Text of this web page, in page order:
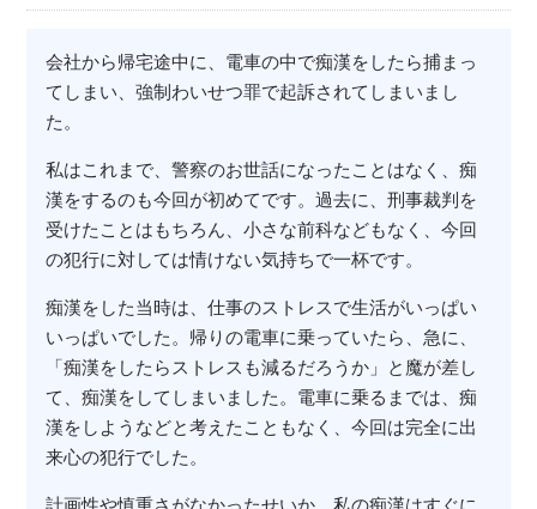
会社から帰宅途中に、電車の中で痴漢をしたら捕まっ
てしまい、強制わいせつ罪で起訴されてしまいまし
た。
私はこれまで、警察のお世話になったことはなく、痴
漢をするのも今回が初めてです。過去に、刑事裁判を
受けたことはもちろん、小さな前科などもなく、今回
の犯行に対しては情けない気持ちで一杯です。
痴漢をした当時は、仕事のストレスで生活がいっぱい
いっぱいでした。帰りの電車に乗っていたら、急に、
「痴漢をしたらストレスも減るだろうか」と魔が差し
て、痴漢をしてしまいました。電車に乗るまでは、痴
漢をしようなどと考えたこともなく、今回は完全に出
来心の犯行でした。